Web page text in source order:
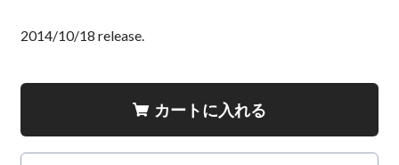
2014/10/18 release.
カートに入れる